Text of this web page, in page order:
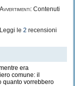
Avvertimenti: Contenuti
le 2 recensioni
era
comune: il
quanto vorrebbero